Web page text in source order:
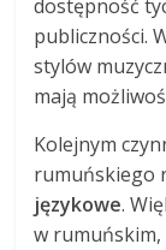
dostępność
publiczności.
stylów
mają
Kolejnym
rumuńskiego
językowe.
w rumuńskim,